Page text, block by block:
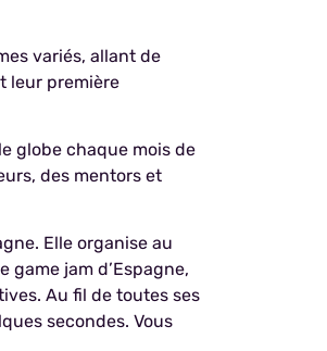
variés, allant de
leur première
globe chaque mois de
des mentors et
Elle organise au
game jam d’Espagne,
Au fil de toutes ses
secondes. Vous